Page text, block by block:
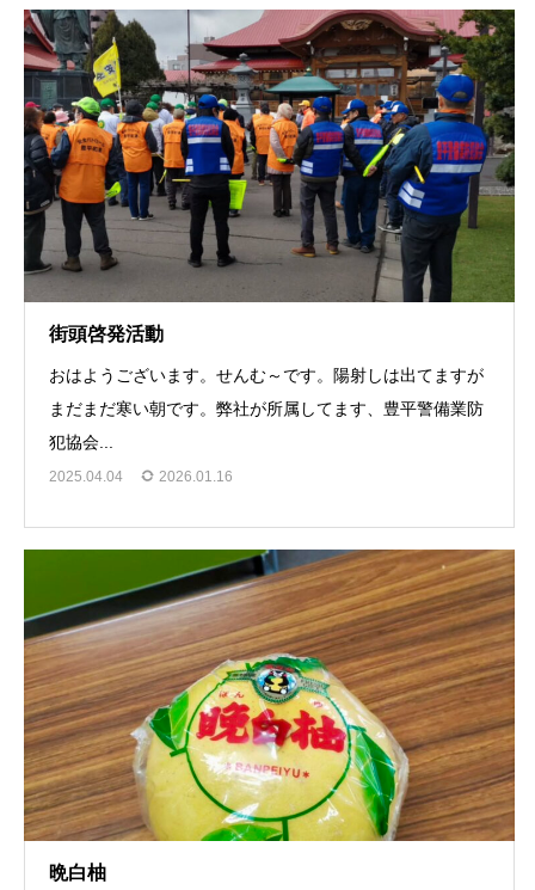
街頭啓発活動
おはようございます。せんむ～です。陽射しは出てますが
まだまだ寒い朝です。弊社が所属してます、豊平警備業防
犯協会...
2025.04.04 2026.01.16
晩白柚